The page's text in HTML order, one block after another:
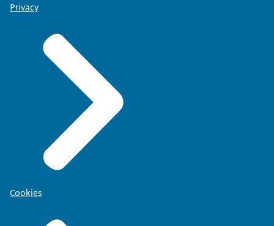
Privacy
Cookies